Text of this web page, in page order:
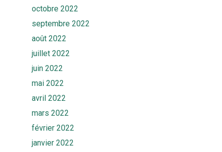
octobre 2022
septembre 2022
août 2022
juillet 2022
juin 2022
mai 2022
avril 2022
mars 2022
février 2022
janvier 2022